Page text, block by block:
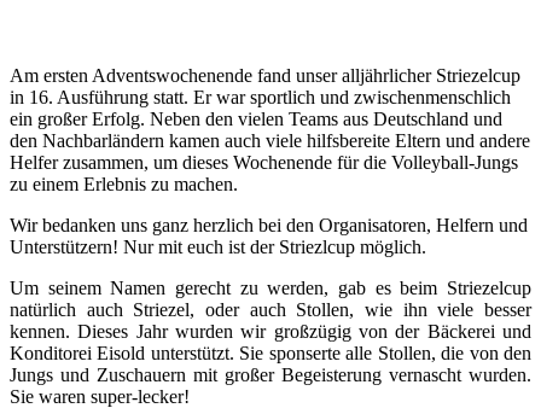
Am ersten Adventswochenende fand unser alljährlicher Striezelcup
in 16. Ausführung statt. Er war sportlich und zwischenmenschlich
ein großer Erfolg. Neben den vielen Teams aus Deutschland und
den Nachbarländern kamen auch viele hilfsbereite Eltern und andere
Helfer zusammen, um dieses Wochenende für die Volleyball-Jungs
zu einem Erlebnis zu machen.
Wir bedanken uns ganz herzlich bei den Organisatoren, Helfern und
Unterstützern! Nur mit euch ist der Striezlcup möglich.
Um seinem Namen gerecht zu werden, gab es beim Striezelcup
natürlich auch Striezel, oder auch Stollen, wie ihn viele besser
kennen. Dieses Jahr wurden wir großzügig von der Bäckerei und
Konditorei Eisold unterstützt. Sie sponserte alle Stollen, die von den
Jungs und Zuschauern mit großer Begeisterung vernascht wurden.
Sie waren super-lecker!